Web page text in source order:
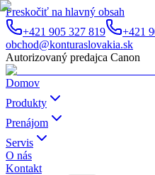
Preskočiť na hlavný obsah
+421 905 327 819
+421
obchod@konturaslovakia.sk
Autorizovaný predajca Canon
Domov
Produkty
Prenájom
Servis
O nás
Kontakt